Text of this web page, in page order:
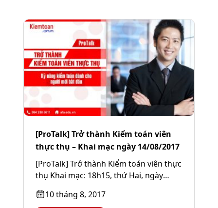
[ProTalk] Trở thành Kiểm toán viên
thực thụ – Khai mạc ngày 14/08/2017
[ProTalk] Trở thành Kiểm toán viên thực
thụ Khai mạc: 18h15, thứ Hai, ngày
ký: https://goo.gl/eXuBdm – Bạn...
10 tháng 8, 2017